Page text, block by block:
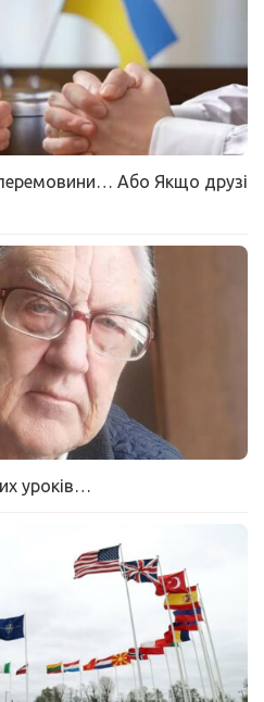
Або Якщо друзі
уроків…